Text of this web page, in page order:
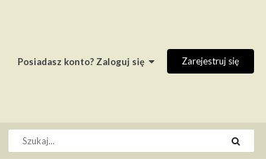
Posiadasz konto? Zaloguj się Zarejestruj się